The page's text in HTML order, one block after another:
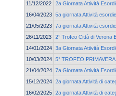
11/12/2022
2a Giornata Attività
16/04/2023 5a giornata Attività
21/05/2023 7a giornata Attività
26/11/2023
2° Trofeo Città di Verona
14/01/2024 3a Giornata Attività
10/03/2024 5° TROFEO
21/04/2024 7a Giornata Attività
15/12/2024 2a giornata Attività di
16/02/2025 2a giornata Attività di